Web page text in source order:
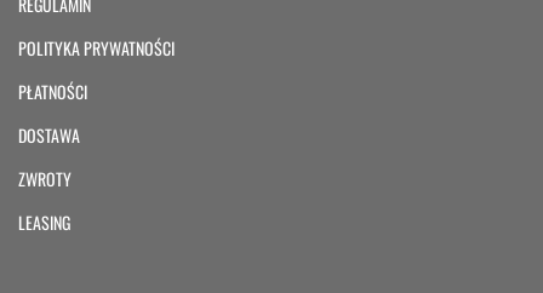
POLITYKA PRYWATNOŚCI
PŁATNOŚCI
DOSTAWA
ZWROTY
LEASING